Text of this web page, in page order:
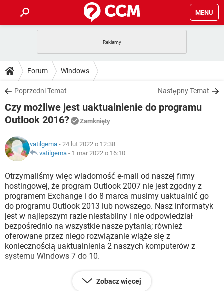
MENU
GRY
SPOTIFY
INSTAGRAM FACEBOOK
WINDOWS 10
PORADY
PlayStation
SPOTIFY
WINDOWS 10
DO POBRANIA
ANDROID TIKTOK
GRY
IOS
INSTAGRAM
WINDOWS 10
FORUM
GRY WHATSAPP
INSTAGRAM FACEBOOK
WINDOWS 10
ARTYKUŁY
COVID-19
GRY WHATSAPP
SPOTIFY NETFLIX
INSTAGRAM FACEBOOK
WINDOWS 10
Forum Windows
Poprzedni Temat Następny Temat
Czy możliwe jest uaktualnienie do programu
Outlook 2016?
Zamknięty
vatilgema - 24 lut 2022 o 12:38
vatilgema - 1 mar 2022 o 16:10
Otrzymaliśmy więc wiadomość e-mail od naszej firmy
hostingowej, że program Outlook 2007 nie jest zgodny z
programem Exchange i do 8 marca musimy uaktualnić go
do programu Outlook 2013 lub nowszego. Nasz informatyk
jest w najlepszym razie niestabilny i nie odpowiedział
bezpośrednio na wszystkie nasze pytania; również
oferowane przez niego rozwiązanie wiąże się z
koniecznością uaktualnienia 2 naszych komputerów z
systemu Windows 7 do 10.
Ponieważ planujemy dokonać poważnej aktualizacji za
około rok (bardziej niż prawdopodobne, z nowymi
Zobacz więcej